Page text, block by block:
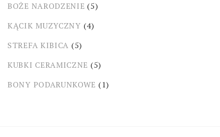
BOŻE NARODZENIE (5)
KĄCIK MUZYCZNY (4)
STREFA KIBICA (5)
KUBKI CERAMICZNE (5)
BONY PODARUNKOWE (1)